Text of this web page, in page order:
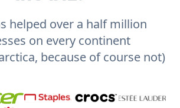
helped over a half million
on every continent
because of course not)